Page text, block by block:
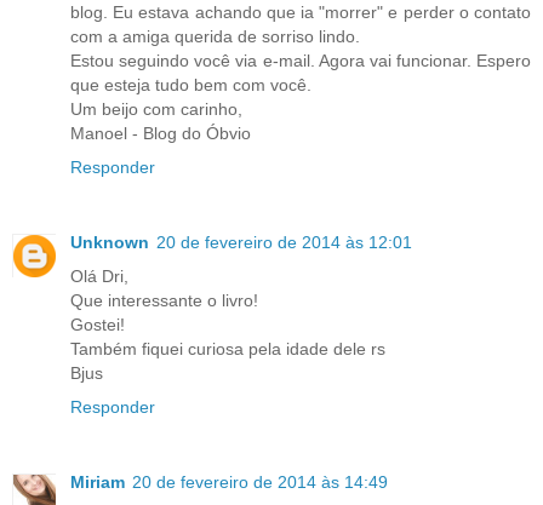
blog. Eu estava achando que ia "morrer" e perder o contato
com a amiga querida de sorriso lindo.
Estou seguindo você via e-mail. Agora vai funcionar. Espero
que esteja tudo bem com você.
Um beijo com carinho,
Manoel - Blog do Óbvio
Responder
Unknown 20 de fevereiro de 2014 às 12:01
Olá Dri,
Que interessante o livro!
Gostei!
Também fiquei curiosa pela idade dele rs
Bjus
Responder
Miriam 20 de fevereiro de 2014 às 14:49